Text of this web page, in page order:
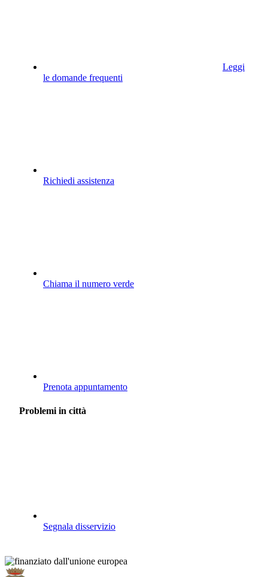
Leggi
le domande frequenti
Richiedi assistenza
Chiama il numero verde
Prenota appuntamento
Problemi in città
Segnala disservizio